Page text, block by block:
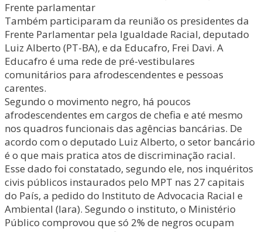
Frente parlamentar
Também participaram da reunião os presidentes da
Frente Parlamentar pela Igualdade Racial, deputado
Luiz Alberto (PT-BA), e da Educafro, Frei Davi. A
Educafro é uma rede de pré-vestibulares
comunitários para afrodescendentes e pessoas
carentes.
Segundo o movimento negro, há poucos
afrodescendentes em cargos de chefia e até mesmo
nos quadros funcionais das agências bancárias. De
acordo com o deputado Luiz Alberto, o setor bancário
é o que mais pratica atos de discriminação racial.
Esse dado foi constatado, segundo ele, nos inquéritos
civis públicos instaurados pelo MPT nas 27 capitais
do País, a pedido do Instituto de Advocacia Racial e
Ambiental (Iara). Segundo o instituto, o Ministério
Público comprovou que só 2% de negros ocupam